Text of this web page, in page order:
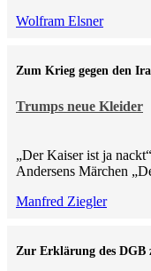
Wolfram Elsner
Trumps neue Kleider
Zum Krieg gegen den
„Der Kaiser ist ja
Andersens Märchen
Manfred Ziegler
Zur Erklärung des DGB